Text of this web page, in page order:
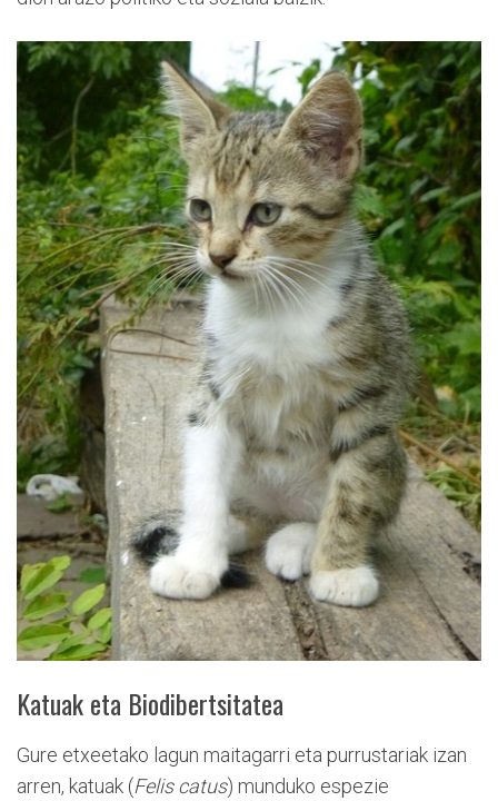
Katuak eta Biodibertsitatea
Gure etxeetako lagun maitagarri eta purrustariak izan
arren, katuak (Felis catus) munduko espezie